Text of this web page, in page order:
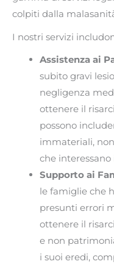
colpiti dalla
I nostri servizi
Assistenza ai
subito gravi
negligenza
ottenere il
possono
immateriali,
che
Supporto ai
le famiglie che
presunti errori
ottenere il
e non
i suoi eredi,